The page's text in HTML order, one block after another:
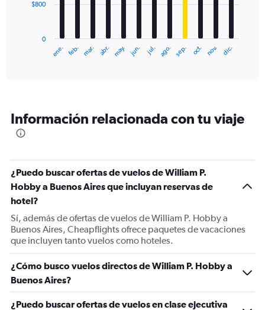
The
categories.
The
Y
axis
displaying
Range:
0
to
2400.
ene. feb. mar. abr. may. jun. jul. ago. sep. oct. nov. dic.
0
$800
Información relacionada con tu viaje
¿Puedo buscar ofertas de vuelos de William P.
Hobby a Buenos Aires que incluyan reservas de
hotel?
Sí, además de ofertas de vuelos de William P. Hobby a
Buenos Aires, Cheapflights ofrece paquetes de vacaciones
que incluyen tanto vuelos como hoteles.
¿Cómo busco vuelos directos de William P. Hobby a
Buenos Aires?
¿Puedo buscar ofertas de vuelos en clase ejecutiva